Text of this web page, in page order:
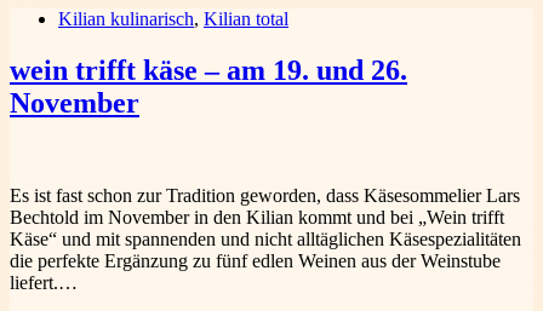
Kilian kulinarisch, Kilian total
wein trifft käse – am 19. und 26.
November
Es ist fast schon zur Tradition geworden, dass Käsesommelier Lars
Bechtold im November in den Kilian kommt und bei „Wein trifft
Käse“ und mit spannenden und nicht alltäglichen Käsespezialitäten
die perfekte Ergänzung zu fünf edlen Weinen aus der Weinstube
liefert.…